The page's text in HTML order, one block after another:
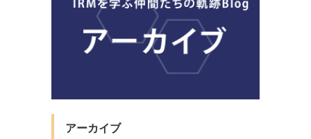
アーカイブ